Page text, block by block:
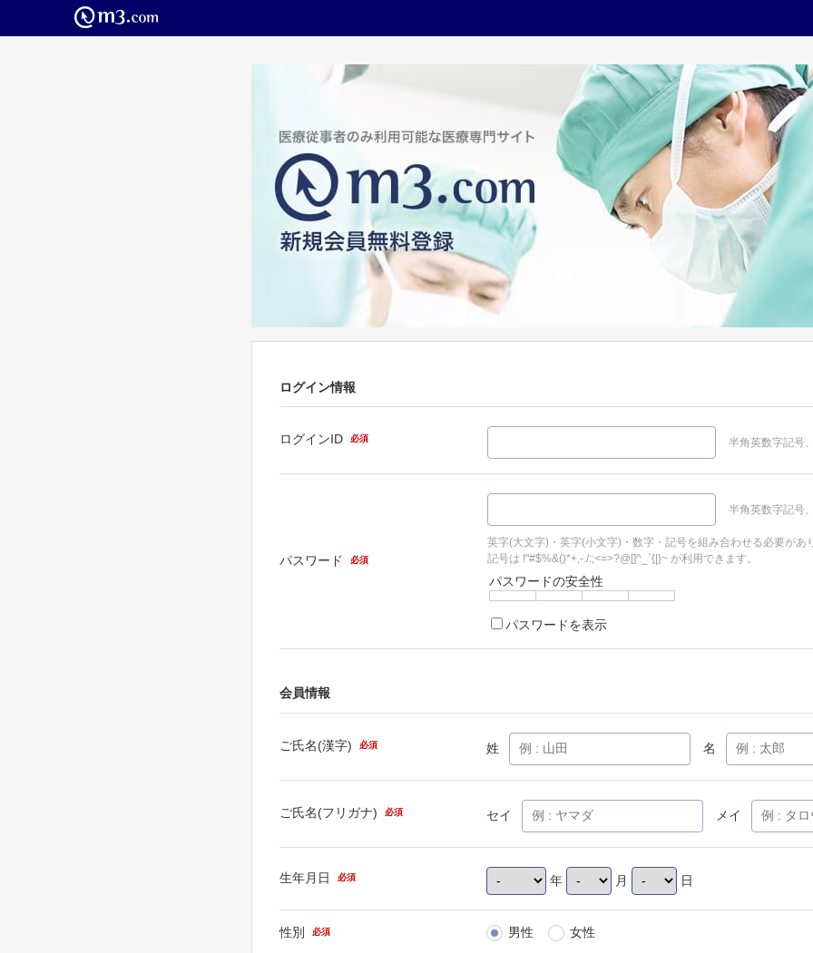
ログイン情報
ログインID 必須 半角英数字記号
パスワード 必須
半角英数字記号
英字(大文字)・英字(小文字)・数字・記号を組み合わせる必要があ
記号は !"#$%&()*+,-./:;<=>?@[]^_`{|}~ が利用できます。
パスワードの安全性
パスワードを表示
会員情報
ご氏名(漢字) 必須 姓 名
ご氏名(フリガナ) 必須 セイ メイ
生年月日 必須 年 月 日
性別 必須 男性 女性